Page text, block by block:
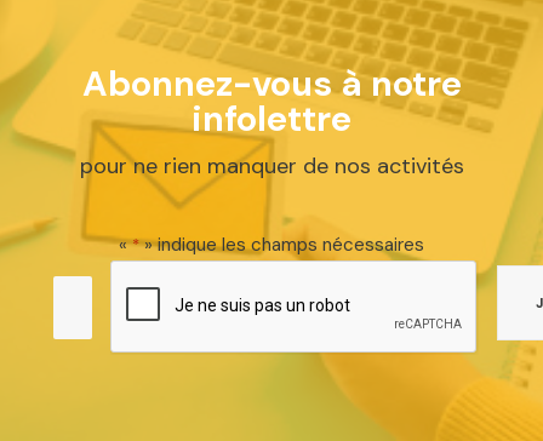
Abonnez-vous à notre
infolettre
pour ne rien manquer de nos activités
«*» indique les champs nécessaires